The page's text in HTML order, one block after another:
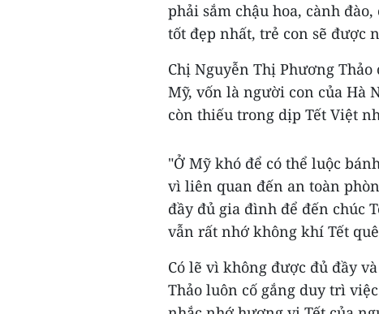
phải sắm chậu hoa, cành
tốt đẹp nhất, trẻ con sẽ
Chị Nguyễn Thị Phương
Mỹ, vốn là người con của Hà
còn thiếu trong dịp Tết Việt
"Ở Mỹ khó để có thể luộc
vì liên quan đến an toàn
đầy đủ gia đình để đến chúc
vẫn rất nhớ không khí Tết
Có lẽ vì không được đủ đầy
Thảo luôn cố gắng duy trì